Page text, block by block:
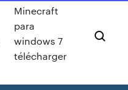
Minecraft
para
windows 7
télécharger